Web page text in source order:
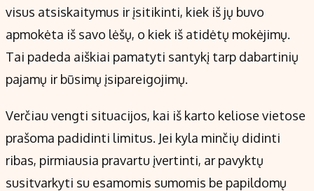
visus atsiskaitymus ir įsitikinti, kiek iš jų buvo
apmokėta iš savo lėšų, o kiek iš atidėtų mokėjimų.
Tai padeda aiškiai pamatyti santykį tarp dabartinių
pajamų ir būsimų įsipareigojimų.
Verčiau vengti situacijos, kai iš karto keliose vietose
prašoma padidinti limitus. Jei kyla minčių didinti
ribas, pirmiausia pravartu įvertinti, ar pavyktų
susitvarkyti su esamomis sumomis be papildomų